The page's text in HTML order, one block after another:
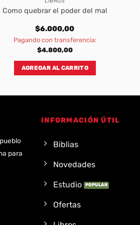
Como quebrar el poder del mal
$6.000,00
Pagando con transferencia:
$4.800,00
AGREGAR AL CARRITO
para
INFORMACIÓN ÚTIL
Biblias
Novedades
Estudio
Ofertas